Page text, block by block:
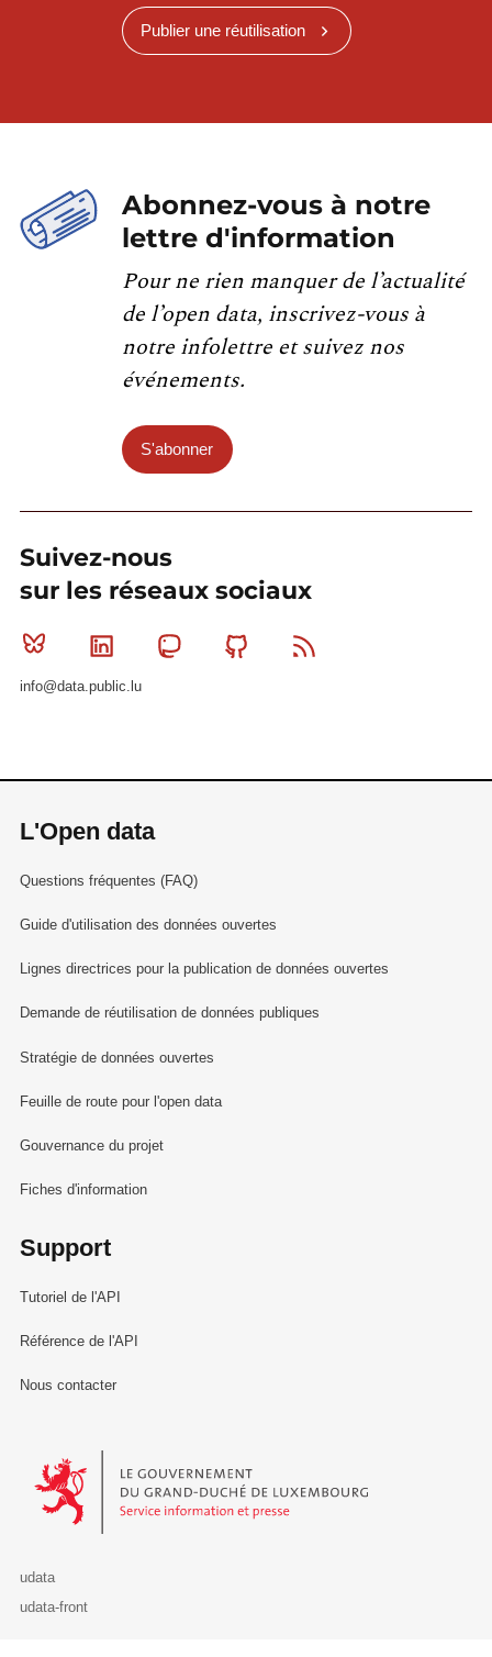
Publier une réutilisation
Abonnez-vous à notre
lettre d'information
Pour ne rien manquer de l’actualité
de l’open data, inscrivez-vous à
notre infolettre et suivez nos
événements.
S'abonner
Suivez-nous
sur les réseaux sociaux
Bluesky Linkedin MastodonGithub
info@data.public.lu
L'Open data
Questions fréquentes (FAQ)
Guide d'utilisation des données ouvertes
Lignes directrices pour la publication de données ouvertes
Demande de réutilisation de données publiques
Stratégie de données ouvertes
Feuille de route pour l'open data
Gouvernance du projet
Fiches d'information
Support
Tutoriel de l'API
Référence de l'API
Nous contacter
Le Gouvernement du Grand-Duché de Luxembourg - Service
udata
udata-front